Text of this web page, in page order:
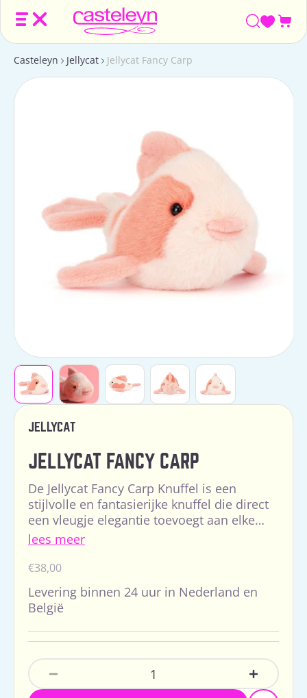
Casteleyn Jellycat Jellycat Fancy Carp
Ga
JELLYCAT
JELLYCAT FANCY CARP
De Jellycat Fancy Carp Knuffel is een
stijlvolle en fantasierijke knuffel die direct
een vleugje elegantie toevoegt aan elke
baby- of kinderkamer. Met haar bijzondere
lees meer
Normale
€38,00
Levering binnen 24 uur in Nederland en
België
Hoeveelheid
Aantal Verlagen Voor Jellycat Fancy Carp
Verhoog